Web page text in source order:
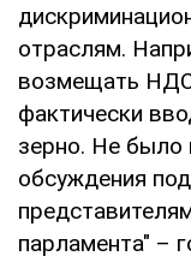
отраслям.
возмещать НДС
фактически
зерно. Не было
обсуждения
парламента" –